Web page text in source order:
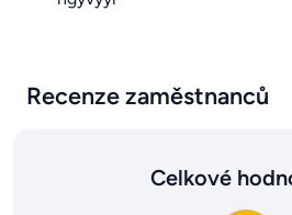
Recenze zaměstnanců
Celkové